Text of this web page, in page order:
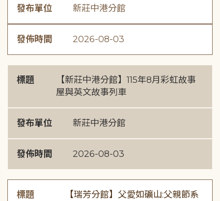
發布單位 新莊中港分館
發佈時間 2026-08-03
標題
【新莊中港分館】115年8月彩虹故事
屋與英文故事列車
發布單位 新莊中港分館
發佈時間 2026-08-03
標題
【瑞芳分館】父愛如礦山:父親節系